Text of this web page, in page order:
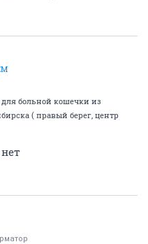
больной кошечки из
( правый берег, центр